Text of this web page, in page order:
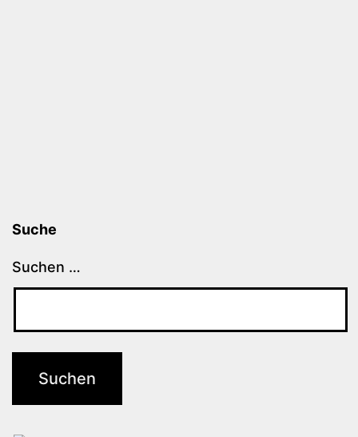
Suche
Suchen …